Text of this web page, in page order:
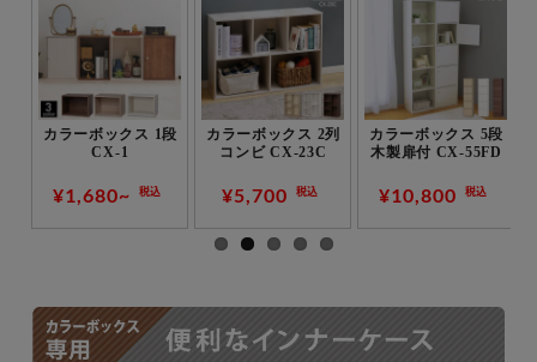
カラーボックス 1段
CX-1
¥1,680~ 税込
カラーボックス 2列
コンビ CX-23C
¥5,700 税込
カラーボックス 5段
木製扉付 CX-55FD
¥10,800 税込